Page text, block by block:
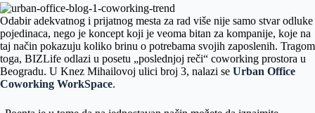
Odabir adekvatnog i prijatnog mesta za rad više nije samo stvar odluke
pojedinaca, nego je koncept koji je veoma bitan za kompanije, koje na
taj način pokazuju koliko brinu o potrebama svojih zaposlenih. Tragom
toga, BIZLife odlazi u posetu „poslednjoj reči“ coworking prostora u
Beogradu. U Knez Mihailovoj ulici broj 3, nalazi se Urban Office
Coworking WorkSpace.